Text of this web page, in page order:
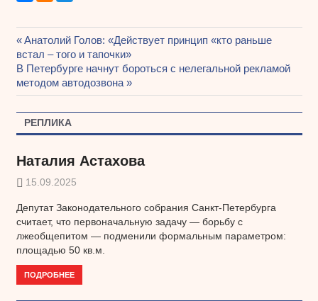
Навигация
по
записям
Предыдущая
запись:
Анатолий Голов: «Действует принцип «кто раньше
встал – того и тапочки»
Следующая
запись:
В Петербурге начнут бороться с нелегальной рекламой
методом автодозвона
РЕПЛИКА
Наталия Астахова
15.09.2025
Депутат Законодательного собрания Санкт-Петербурга
считает, что первоначальную задачу — борьбу с
лжеобщепитом — подменили формальным параметром:
площадью 50 кв.м.
ПОДРОБНЕЕ